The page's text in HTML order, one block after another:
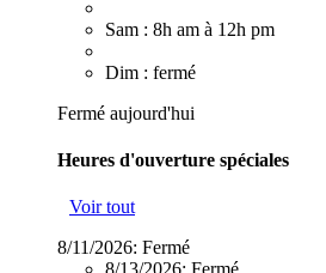
Sam : 8h am à 12h pm
Dim : fermé
Fermé aujourd'hui
Heures d'ouverture spéciales
Voir tout
8/11/2026: Fermé